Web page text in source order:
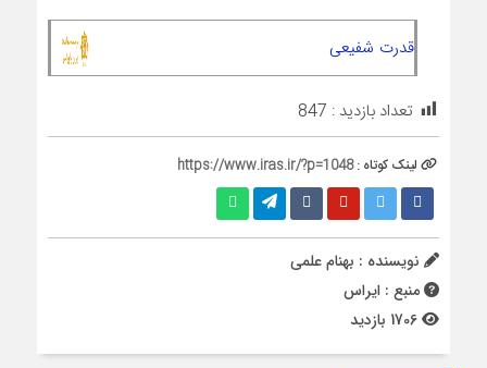
قدرت شفیعی
تعداد بازدید : 847
لینک کوتاه :https://www.iras.ir/?p=1048
نویسنده : بهنام علمی
منبع : ایراس